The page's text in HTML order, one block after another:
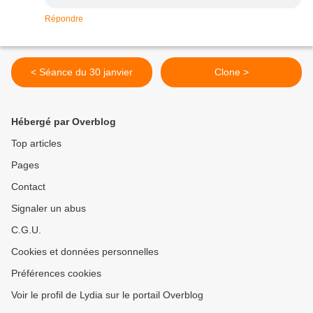
Répondre
< Séance du 30 janvier Clone >
Hébergé par Overblog
Top articles
Pages
Contact
Signaler un abus
C.G.U.
Cookies et données personnelles
Préférences cookies
Voir le profil de Lydia sur le portail Overblog